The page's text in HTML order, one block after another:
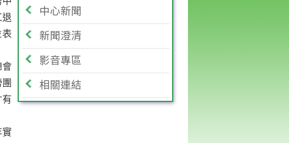
退
中心新聞
新聞澄清
影音專區
相關連結